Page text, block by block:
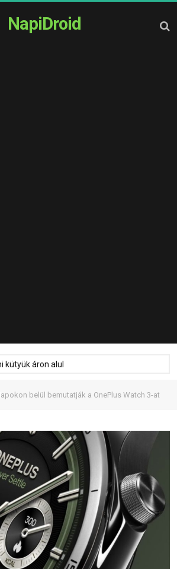
NapiDroid
kütyük áron alul
belül bemutatják a OnePlus Watch 3-at